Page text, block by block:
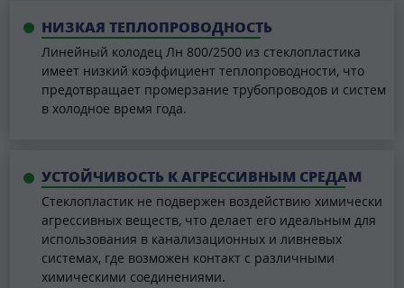
НИЗКАЯ ТЕПЛОПРОВОДНОСТЬ
Линейный колодец Лн 800/2500 из стеклопластика
имеет низкий коэффициент теплопроводности, что
предотвращает промерзание трубопроводов и систем
в холодное время года.
УСТОЙЧИВОСТЬ К АГРЕССИВНЫМ СРЕДАМ
Стеклопластик не подвержен воздействию химически
агрессивных веществ, что делает его идеальным для
использования в канализационных и ливневых
системах, где возможен контакт с различными
химическими соединениями.